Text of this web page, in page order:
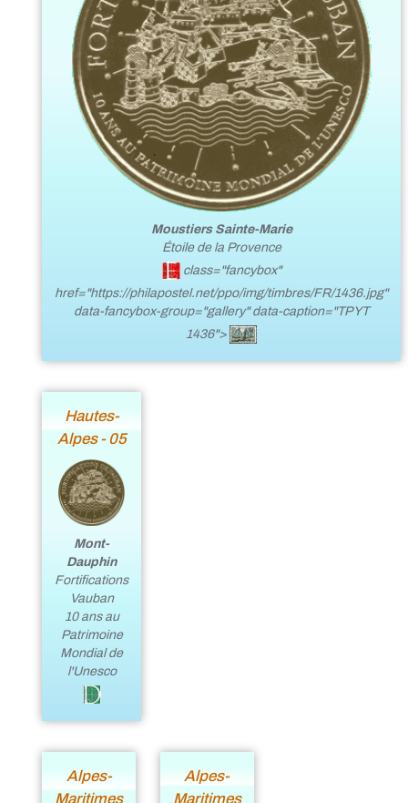
Moustiers Sainte-Marie
Étoile de la Provence
class="fancybox"
href="https://philapostel.net/ppo/img/timbres/FR/1436.jpg"
data-fancybox-group="gallery" data-caption="TP YT
1436">
Hautes-
Alpes - 05
Mont-
Dauphin
Fortifications
Vauban
10 ans au
Patrimoine
Mondial de
l'Unesco
Alpes-
Maritimes
Alpes-
Maritimes